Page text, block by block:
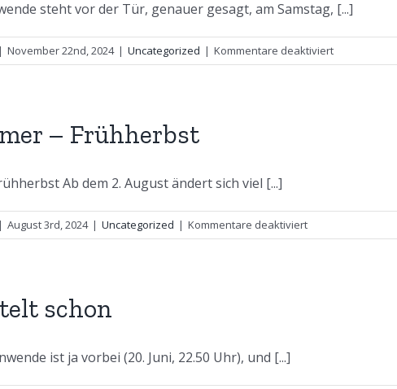
steht vor der Tür, genauer gesagt, am Samstag, [...]
| November 22nd, 2024 | Uncategorized | Kommentare deaktiviertfür
Die
– Frühherbst
Ab dem 2. August ändert sich viel [...]
| August 3rd, 2024 | Uncategorized | Kommentare deaktiviertfür
Spätsommer
schon
ist ja vorbei (20. Juni, 22.50 Uhr), und [...]